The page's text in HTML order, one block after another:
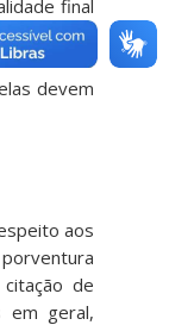
final
300 dpi,
enviar os
devem
aos
de
em geral,